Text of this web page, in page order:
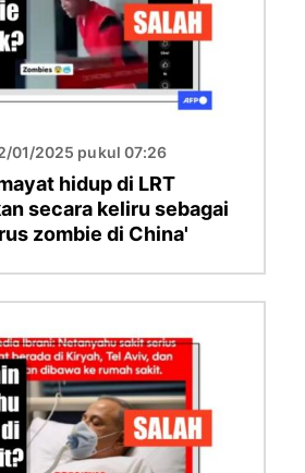
01/2025 pukul 07:26
hidup di LRT
secara keliru sebagai
zombie di China'